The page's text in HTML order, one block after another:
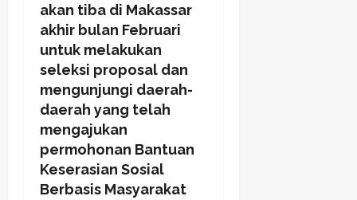
akan tiba di Makassar
akhir bulan Februari
untuk melakukan
seleksi proposal dan
mengunjungi daerah-
daerah yang telah
mengajukan
permohonan Bantuan
Keserasian Sosial
Berbasis Masyarakat